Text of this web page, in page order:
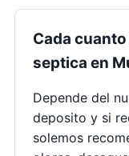
Cada
septica en
Depende del
deposito y si
solemos